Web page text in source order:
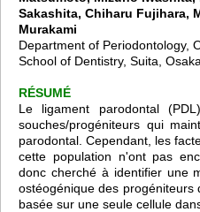
Sakashita, Chiharu Fujihara,
Murakami
Department of Periodontology,
School of Dentistry, Suita,
RÉSUMÉ
Le ligament parodontal
souches/progéniteurs qui
parodontal. Cependant, les
cette population n'ont pas
donc cherché à identifier une
ostéogénique des progéniteurs
basée sur une seule cellule